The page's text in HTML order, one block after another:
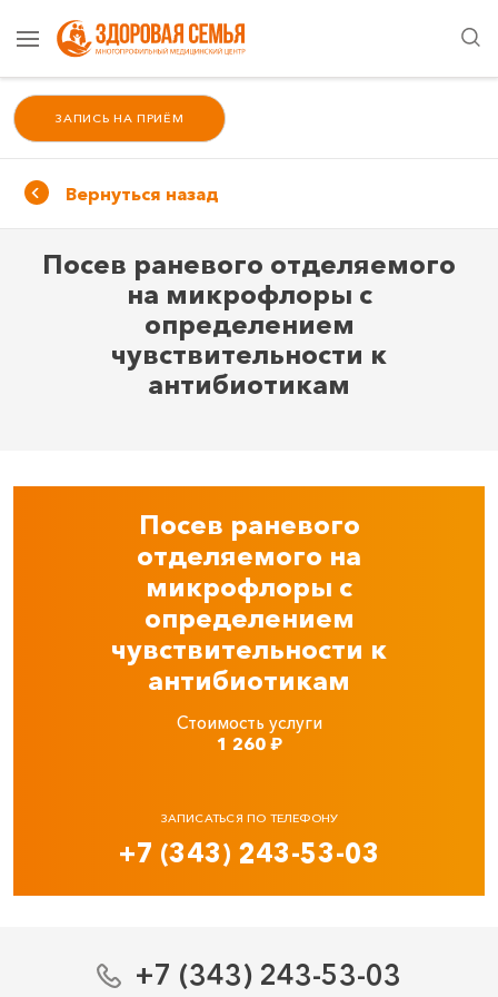
ЗАПИСЬ НА ПРИЁМ
Вернуться назад
Посев раневого отделяемого
на микрофлоры с
определением
чувствительности к
антибиотикам
Посев раневого
отделяемого на
микрофлоры с
определением
чувствительности к
антибиотикам
Стоимость услуги
1 260₽
ЗАПИСАТЬСЯ ПО ТЕЛЕФОНУ
+7 (343) 243-53-03
+7 (343) 243-53-03